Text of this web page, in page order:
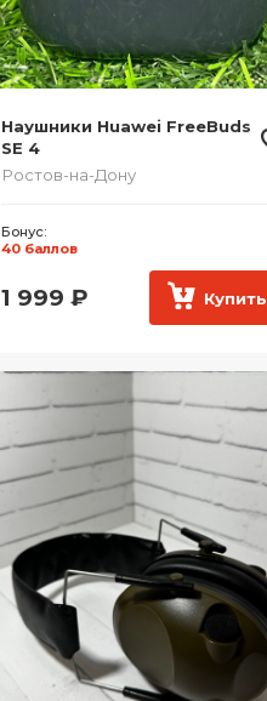
Наушники Huawei FreeBuds
SE 4
Ростов-на-Дону
Бонус:
40 баллов
1 999 ₽ Купить